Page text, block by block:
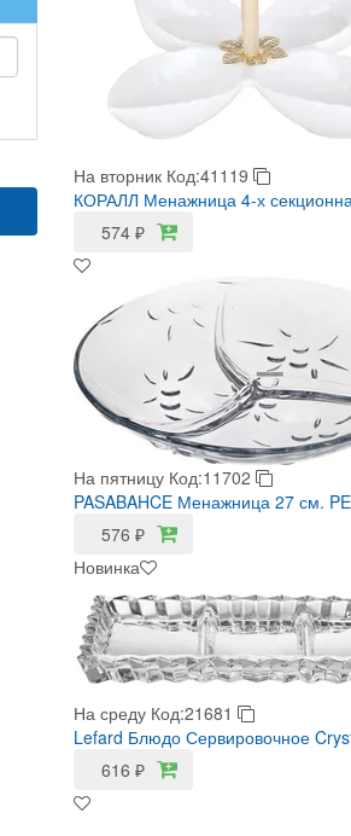
На вторник Код:41119
КОРАЛЛ Менажница 4-х
574₽
На пятницу Код:11702
PASABAHCE Менажница 27 см.
576 ₽
Новинка
На среду Код:21681
Lefard Блюдо Сервировочное
616 ₽